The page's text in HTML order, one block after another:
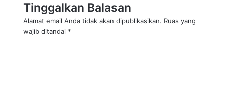
Tinggalkan Balasan
Alamat email Anda tidak akan dipublikasikan. Ruas yang
wajib ditandai *